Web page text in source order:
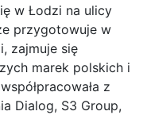
w Łodzi na ulicy
przygotowuje w
zajmuje się
marek polskich i
z
Dialog, S3 Group,